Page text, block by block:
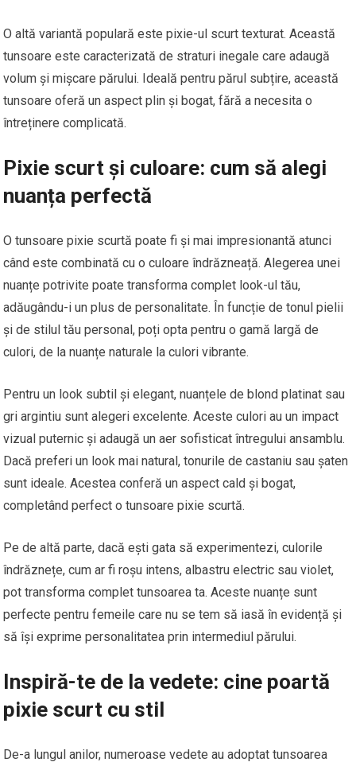
O altă variantă populară este pixie-ul scurt texturat. Această
tunsoare este caracterizată de straturi inegale care adaugă
volum și mișcare părului. Ideală pentru părul subțire, această
tunsoare oferă un aspect plin și bogat, fără a necesita o
întreținere complicată.
Pixie scurt și culoare: cum să alegi
nuanța perfectă
O tunsoare pixie scurtă poate fi și mai impresionantă atunci
când este combinată cu o culoare îndrăzneață. Alegerea unei
nuanțe potrivite poate transforma complet look-ul tău,
adăugându-i un plus de personalitate. În funcție de tonul pielii
și de stilul tău personal, poți opta pentru o gamă largă de
culori, de la nuanțe naturale la culori vibrante.
Pentru un look subtil și elegant, nuanțele de blond platinat sau
gri argintiu sunt alegeri excelente. Aceste culori au un impact
vizual puternic și adaugă un aer sofisticat întregului ansamblu.
Dacă preferi un look mai natural, tonurile de castaniu sau șaten
sunt ideale. Acestea conferă un aspect cald și bogat,
completând perfect o tunsoare pixie scurtă.
Pe de altă parte, dacă ești gata să experimentezi, culorile
îndrăznețe, cum ar fi roșu intens, albastru electric sau violet,
pot transforma complet tunsoarea ta. Aceste nuanțe sunt
perfecte pentru femeile care nu se tem să iasă în evidență și
să își exprime personalitatea prin intermediul părului.
Inspiră-te de la vedete: cine poartă
pixie scurt cu stil
De-a lungul anilor, numeroase vedete au adoptat tunsoarea